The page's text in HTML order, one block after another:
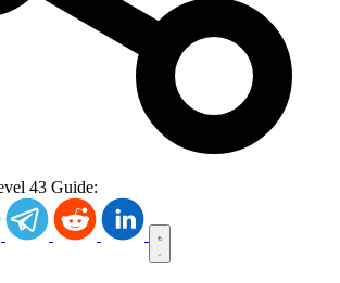
43 Guide: